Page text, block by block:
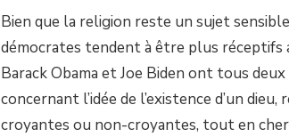
Bien que la religion reste un sujet
démocrates tendent à être plus réceptifs
Barack Obama et Joe Biden ont tous
concernant l’idée de l’existence d’un
croyantes ou non-croyantes, tout en